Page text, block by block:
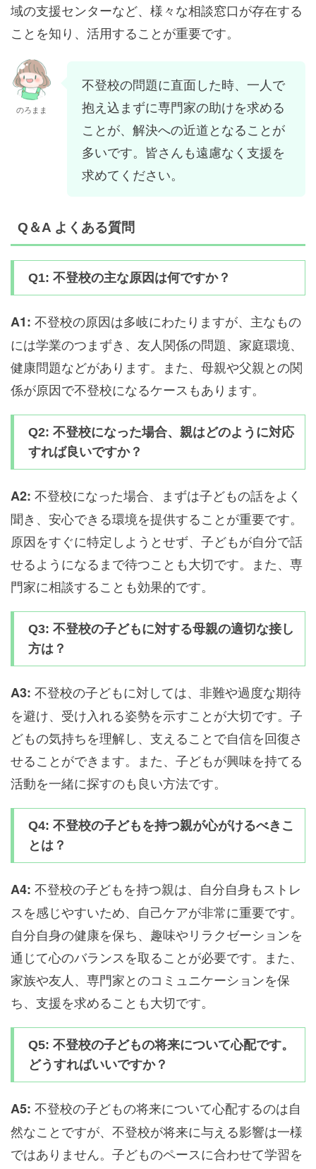
域の支援センターなど、様々な相談窓口が存在する
ことを知り、活用することが重要です。
のろまま
不登校の問題に直面した時、一人で
抱え込まずに専門家の助けを求める
ことが、解決への近道となることが
多いです。皆さんも遠慮なく支援を
求めてください。
Q＆A よくある質問
Q1: 不登校の主な原因は何ですか？
A1: 不登校の原因は多岐にわたりますが、主なもの
には学業のつまずき、友人関係の問題、家庭環境、
健康問題などがあります。また、母親や父親との関
係が原因で不登校になるケースもあります。
Q2: 不登校になった場合、親はどのように対応
すれば良いですか？
A2: 不登校になった場合、まずは子どもの話をよく
聞き、安心できる環境を提供することが重要です。
原因をすぐに特定しようとせず、子どもが自分で話
せるようになるまで待つことも大切です。また、専
門家に相談することも効果的です。
Q3: 不登校の子どもに対する母親の適切な接し
方は？
A3: 不登校の子どもに対しては、非難や過度な期待
を避け、受け入れる姿勢を示すことが大切です。子
どもの気持ちを理解し、支えることで自信を回復さ
せることができます。また、子どもが興味を持てる
活動を一緒に探すのも良い方法です。
Q4: 不登校の子どもを持つ親が心がけるべきこ
とは？
A4: 不登校の子どもを持つ親は、自分自身もストレ
スを感じやすいため、自己ケアが非常に重要です。
自分自身の健康を保ち、趣味やリラクゼーションを
通じて心のバランスを取ることが必要です。また、
家族や友人、専門家とのコミュニケーションを保
ち、支援を求めることも大切です。
Q5: 不登校の子どもの将来について心配です。
どうすればいいですか？
A5: 不登校の子どもの将来について心配するのは自
然なことですが、不登校が将来に与える影響は一様
ではありません。子どものペースに合わせて学習を